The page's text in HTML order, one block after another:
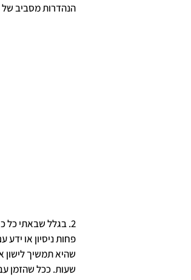
הנהדרות מסביב של
2. בגלל שבאתי
פחות ניסיון או ידע
שהיא תמשיך
שעות. ככל שהזמן